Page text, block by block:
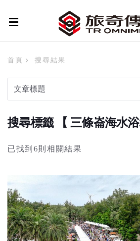
首頁 搜尋結果
搜尋標籤 【 三條崙海水浴
已找到6則相關結果